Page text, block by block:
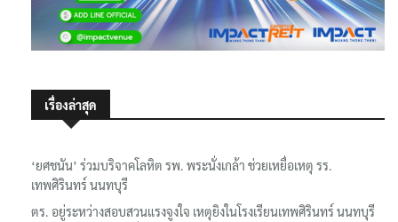
เรื่องล่าสุด
‘ยศชนัน’ ร่วมบริจาคโลหิต รพ. พระนั่งเกล้า ช่วยเหยื่อเหตุ รร.
เทพศิรินทร์ นนทบุรี
ตร. อยู่ระหว่างสอบสวนแรงจูงใจ เหตุยิงในโรงเรียนเทพศิรินทร์ นนทบุรี